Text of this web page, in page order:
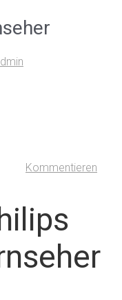
Kommentieren